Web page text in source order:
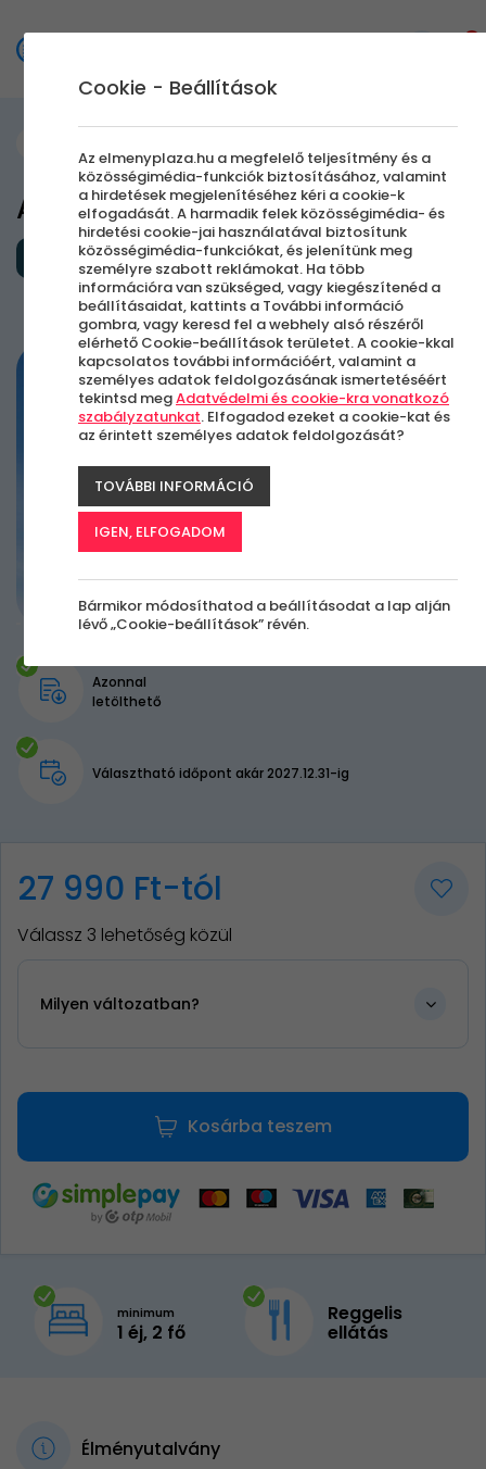
A&O Hotel Prága
Külföldi városlátogatás
Prága, Csehország
-61%
Azonnal
letölthető
Választható időpont akár 2027.12.31-ig
27 990 Ft-tól
Válassz 3 lehetőség közül
Milyen változatban?
Kosárba teszem
minimum
1 éj, 2 fő
Reggelis
ellátás
Élményutalvány
Cookie - Beállítások
Az elmenyplaza.hu a megfelelő teljesítmény és a
közösségimédia-funkciók biztosításához, valamint
a hirdetések megjelenítéséhez kéri a cookie-k
elfogadását. A harmadik felek közösségimédia- és
hirdetési cookie-jai használatával biztosítunk
közösségimédia-funkciókat, és jelenítünk meg
személyre szabott reklámokat. Ha több
információra van szükséged, vagy kiegészítenéd a
beállításaidat, kattints a További információ
gombra, vagy keresd fel a webhely alsó részéről
elérhető Cookie-beállítások területet. A cookie-kkal
kapcsolatos további információért, valamint a
személyes adatok feldolgozásának ismertetéséért
tekintsd megAdatvédelmi és cookie-kra vonatkozó
szabályzatunkat. Elfogadod ezeket a cookie-kat és
az érintett személyes adatok feldolgozását?
TOVÁBBI INFORMÁCIÓ
IGEN, ELFOGADOM
Bármikor módosíthatod a beállításodat a lap alján
lévő „Cookie-beállítások” révén.